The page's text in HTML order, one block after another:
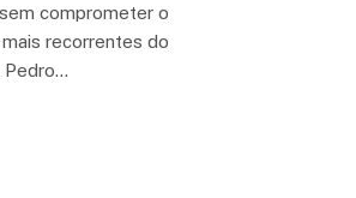
comprometer o
recorrentes do
Pedro…